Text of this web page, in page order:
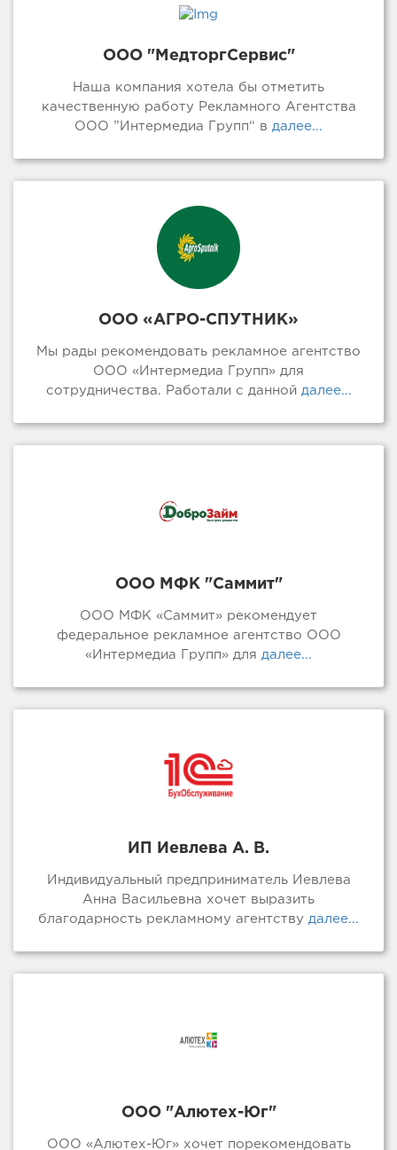
ООО "МедторгСервис"
Наша компания хотела бы отметить
качественную работу Рекламного Агентства
ООО ”Интермедиа Групп“ в далее...
ООО «АГРО-СПУТНИК»
Мы рады рекомендовать рекламное агентство
ООО «Интермедиа Групп» для
сотрудничества. Работали с даннойдалее...
ООО МФК "Саммит"
ООО МФК «Саммит» рекомендует
федеральное рекламное агентство ООО
«Интермедиа Групп» для далее...
ИП Иевлева А. В.
Индивидуальный предприниматель Иевлева
Анна Васильевна хочет выразить
благодарность рекламному агентству далее...
ООО "Алютех-Юг"
ООО «Алютех-Юг» хочет порекомендовать